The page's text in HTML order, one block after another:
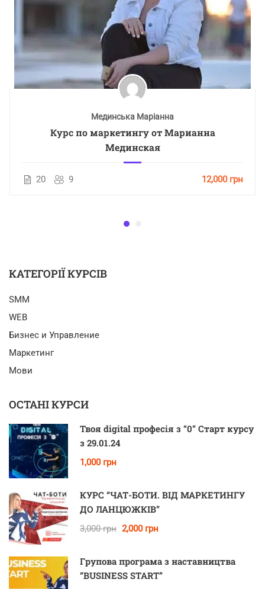
Мединська Маріанна
Курс по маркетингу от Марианна
Мединская
20 9 12,000 грн
КАТЕГОРІЇ КУРСІВ
SMM
WEB
Бизнес и Управление
Маркетинг
Мови
ОСТАНІ КУРСИ
Твоя digital професія з “0” Старт курсу
з 29.01.24
1,000 грн
КУРС “ЧАТ-БОТИ. ВІД МАРКЕТИНГУ
ДО ЛАНЦЮЖКІВ”
3,000 грн 2,000 грн
Групова програма з наставництва
“BUSINESS START”